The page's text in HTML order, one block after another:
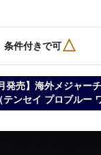
条件付きで可△
月発売】海外メジャ
ンセイ プロブルー